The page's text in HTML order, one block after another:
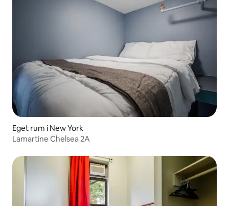
Eget rum i New York
Lamartine Chelsea 2A